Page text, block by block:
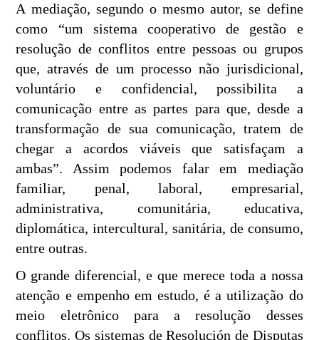
A mediação, segundo o mesmo autor, se define
como “um sistema cooperativo de gestão e
resolução de conflitos entre pessoas ou grupos
que, através de um processo não jurisdicional,
voluntário e confidencial, possibilita a
comunicação entre as partes para que, desde a
transformação de sua comunicação, tratem de
chegar a acordos viáveis que satisfaçam a
ambas”. Assim podemos falar em mediação
familiar, penal, laboral, empresarial,
administrativa, comunitária, educativa,
diplomática, intercultural, sanitária, de consumo,
entre outras.
O grande diferencial, e que merece toda a nossa
atenção e empenho em estudo, é a utilização do
meio eletrônico para a resolução desses
conflitos. Os sistemas de Resolución de Disputas